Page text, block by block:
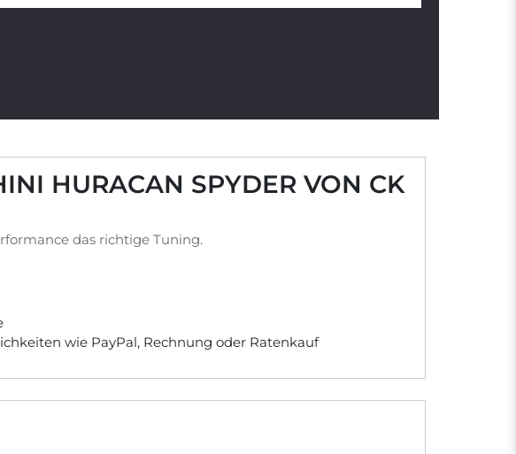
HURACAN SPYDER VON CK
das richtige Tuning.
wie PayPal, Rechnung oder Ratenkauf